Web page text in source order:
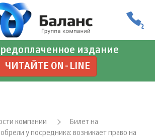
издание
ЧИТАЙТЕ ON-LINE
компании
Билет на
у посредника: возникает право на